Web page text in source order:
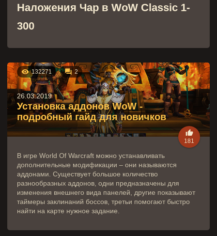
Наложения Чар в WoW Classic 1-
300
 132271  2
26.03.2019
Установка аддонов WoW -
подробный гайд для новичков

181
В игре World Of Warcraft можно устанавливать
дополнительные модификации – они называются
аддонами. Существует большое количество
разнообразных аддонов, одни предназначены для
изменения внешнего вида панелей, другие показывают
таймеры заклинаний боссов, третьи помогают быстро
найти на карте нужное задание.